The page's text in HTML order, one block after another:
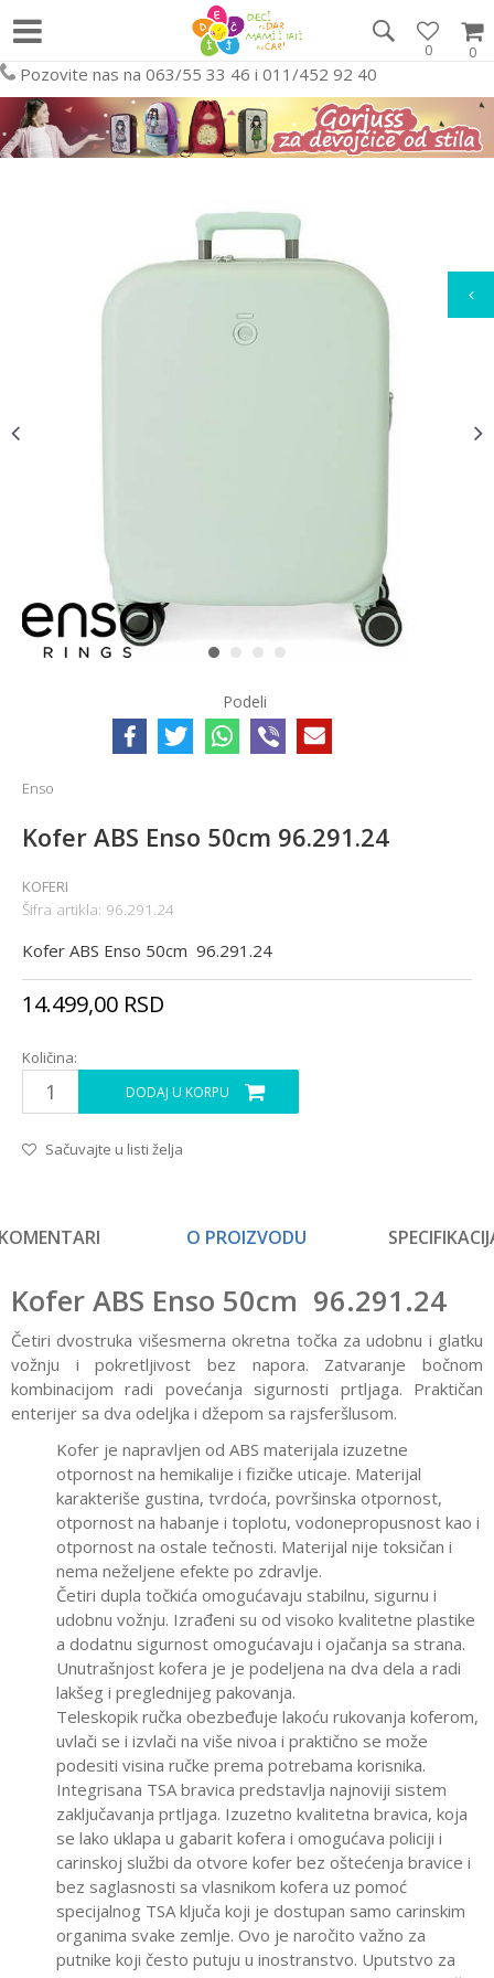
0
0
Pozovite nas na 063/55 33 46 i 011/452 92 40
1 2 3 4
Podeli
Enso
Kofer ABS Enso 50cm 96.291.24
KOFERI
Šifra artikla: 96.291.24
Kofer ABS Enso 50cm 96.291.24
14.499,00 RSD
Količina:
DODAJ U KORPU
Sačuvajte u listi želja
O PROIZVODU
Kofer ABS Enso 50cm 96.291.24
Četiri dvostruka višesmerna okretna točka za udobnu i glatku
vožnju i pokretljivost bez napora. Zatvaranje bočnom
kombinacijom radi povećanja sigurnosti prtljaga. Praktičan
enterijer sa dva odeljka i džepom sa rajsferšlusom.
Kofer je napravljen od ABS materijala izuzetne
otpornost na hemikalije i fizičke uticaje. Materijal
karakteriše gustina, tvrdoća, površinska otpornost,
otpornost na habanje i toplotu, vodonepropusnost kao i
otpornost na ostale tečnosti. Materijal nije toksičan i
nema neželjene efekte po zdravlje.
Četiri dupla točkića omogućavaju stabilnu, sigurnu i
udobnu vožnju. Izrađeni su od visoko kvalitetne plastike
a dodatnu sigurnost omogućavaju i ojačanja sa strana.
Unutrašnjost kofera je je podeljena na dva dela a radi
lakšeg i preglednijeg pakovanja.
Teleskopik ručka obezbeđuje lakoću rukovanja koferom,
uvlači se i izvlači na više nivoa i praktično se može
podesiti visina ručke prema potrebama korisnika.
Integrisana TSA bravica predstavlja najnoviji sistem
zaključavanja prtljaga. Izuzetno kvalitetna bravica, koja
se lako uklapa u gabarit kofera i omogućava policiji i
carinskoj službi da otvore kofer bez oštećenja bravice i
bez saglasnosti sa vlasnikom kofera uz pomoć
specijalnog TSA ključa koji je dostupan samo carinskim
organima svake zemlje. Ovo je naročito važno za
putnike koji često putuju u inostranstvo. Uputstvo za